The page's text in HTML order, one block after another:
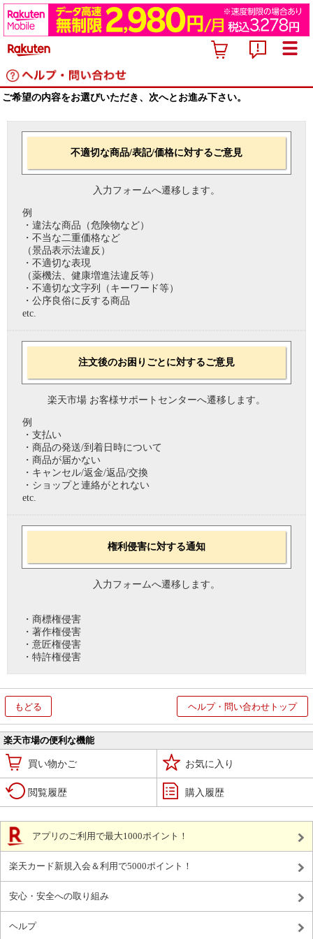
ご希望の内容をお選びいただき、次へとお進み下さい。
不適切な商品/表記/価格に対するご意見
入力フォームへ遷移します。
例
・違法な商品（危険物など）
・不当な二重価格など
（景品表示法違反）
・不適切な表現
（薬機法、健康増進法違反等）
・不適切な文字列（キーワード等）
・公序良俗に反する商品
etc.
注文後のお困りごとに対するご意見
楽天市場 お客様サポートセンターへ遷移します。
例
・支払い
・商品の発送/到着日時について
・商品が届かない
・キャンセル/返金/返品/交換
・ショップと連絡がとれない
etc.
権利侵害に対する通知
入力フォームへ遷移します。
・商標権侵害
・著作権侵害
・意匠権侵害
・特許権侵害
もどる ヘルプ・問い合わせトップ
楽天市場の便利な機能
買い物かご お気に入り
閲覧履歴 購入履歴
アプリのご利用で最大1000ポイント！
楽天カード新規入会＆利用で5000ポイント！
安心・安全への取り組み
ヘルプ